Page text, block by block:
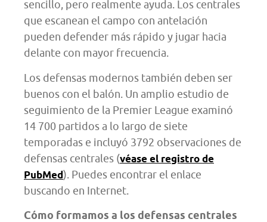
sencillo, pero realmente ayuda. Los centrales
que escanean el campo con antelación
pueden defender más rápido y jugar hacia
delante con mayor frecuencia.
Los defensas modernos también deben ser
buenos con el balón. Un amplio estudio de
seguimiento de la Premier League examinó
14 700 partidos a lo largo de siete
temporadas e incluyó 3792 observaciones de
defensas centrales (véase el registro de
PubMed). Puedes encontrar el enlace
buscando en Internet.
Cómo formamos a los defensas centrales